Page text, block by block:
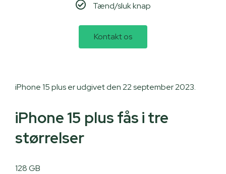
Tænd/sluk knap
Kontakt os
iPhone 15 plus er udgivet den 22 september 2023.
iPhone 15 plus fås i tre
størrelser
128 GB